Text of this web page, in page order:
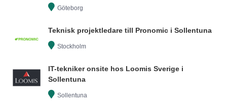
Göteborg
Teknisk projektledare till Pronomic i Sollentuna
Stockholm
IT-tekniker onsite hos Loomis Sverige i
Sollentuna
Sollentuna